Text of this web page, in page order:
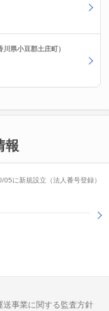
川県小豆郡土庄町）
報
05に新規設立（法人番号登録）
事業に関する監査方針